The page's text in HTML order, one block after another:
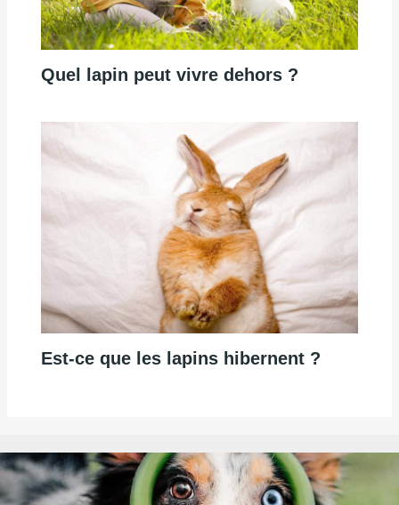
Quel lapin peut vivre dehors ?
Est-ce que les lapins hibernent ?